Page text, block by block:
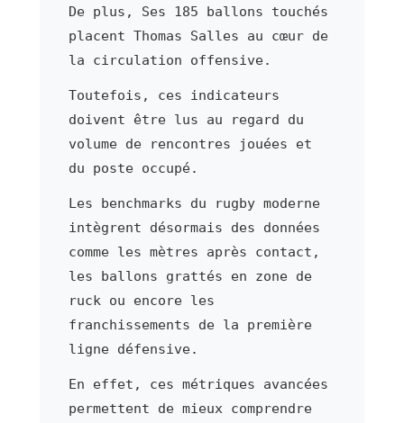
De plus, Ses 185 ballons touchés
placent Thomas Salles au cœur de
la circulation offensive.
Toutefois, ces indicateurs
doivent être lus au regard du
volume de rencontres jouées et
du poste occupé.
Les benchmarks du rugby moderne
intègrent désormais des données
comme les mètres après contact,
les ballons grattés en zone de
ruck ou encore les
franchissements de la première
ligne défensive.
En effet, ces métriques avancées
permettent de mieux comprendre